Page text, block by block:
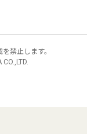
禁止します。